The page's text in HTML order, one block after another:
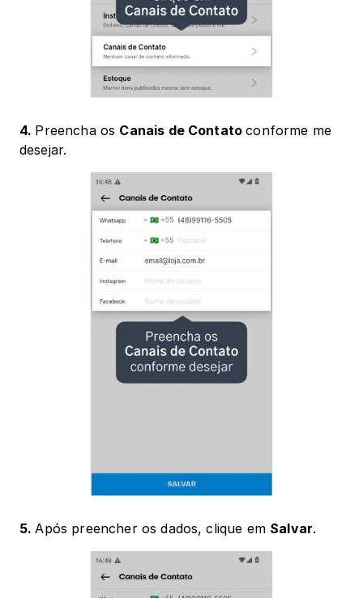
4. Preencha os Canais de Contato conforme me
desejar.
5. Após preencher os dados, clique em Salvar.